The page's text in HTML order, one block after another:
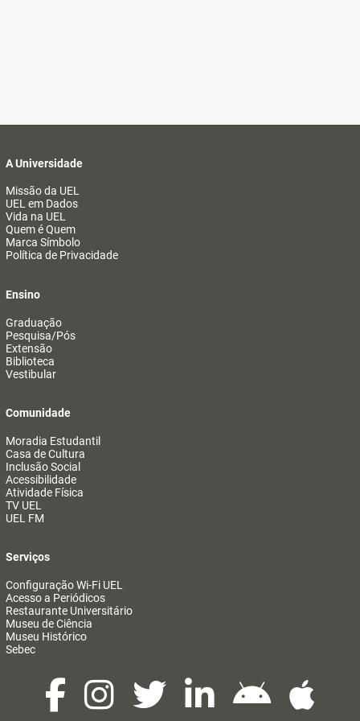
A Universidade
Missão da UEL
UEL em Dados
Vida na UEL
Quem é Quem
Marca Símbolo
Política de Privacidade
Ensino
Graduação
Pesquisa/Pós
Extensão
Biblioteca
Vestibular
Comunidade
Moradia Estudantil
Casa de Cultura
Inclusão Social
Acessibilidade
Atividade Física
TV UEL
UEL FM
Serviços
Configuração Wi-Fi UEL
Acesso a Periódicos
Restaurante Universitário
Museu de Ciência
Museu Histórico
Sebec